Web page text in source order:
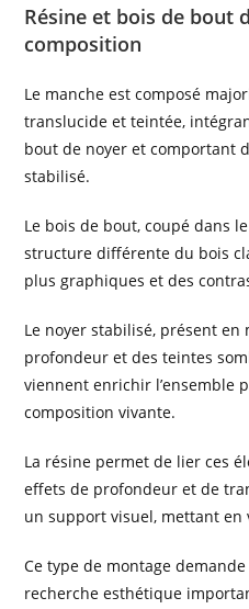
Résine et bois de bout
composition
Le manche est composé
translucide et teintée,
bout de noyer et comportant
stabilisé.
Le bois de bout, coupé dans
structure différente du bois
plus graphiques et des
Le noyer stabilisé, présent
profondeur et des teintes
viennent enrichir l’ensemble
composition vivante.
La résine permet de lier ces
effets de profondeur et de
un support visuel, mettant
Ce type de montage
recherche esthétique